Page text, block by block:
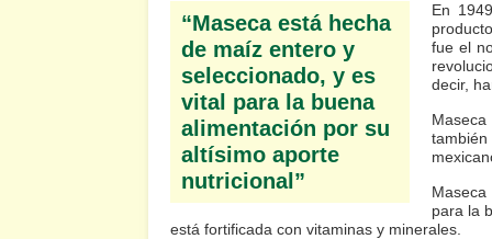
“Maseca está hecha
de maíz entero y
seleccionado, y es
vital para la buena
alimentación por su
altísimo aporte
nutricional”
En
fue el
decir,
para la
está fortificada con vitaminas y minerales.